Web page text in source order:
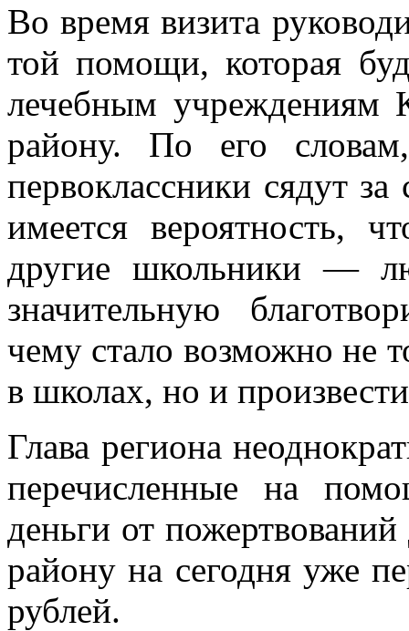
Во время визита
той помощи, которая
лечебным учреждениям
району. По его
первоклассники сядут
имеется вероятность,
другие школьники —
значительную
чему стало возможно не
в школах, но и
Глава региона
перечисленные на
деньги от
району на сегодня уже
рублей.